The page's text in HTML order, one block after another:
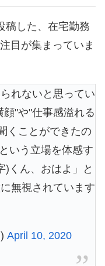
稿した、在宅勤務
目が集まっていま
れないと思ってい
"や"仕事感溢れる
くことができたの
いう立場を体感す
くん、おはよ」と
無視されています
April 10, 2020